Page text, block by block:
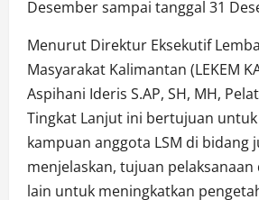
Desember sampai tanggal 31
Menurut Direktur Eksekutif
Masyarakat Kalimantan (LEKEM
Aspihani Ideris S.AP, SH, MH,
Tingkat Lanjut ini bertujuan
kampuan anggota LSM di bidang
menjelaskan, tujuan
lain untuk meningkatkan